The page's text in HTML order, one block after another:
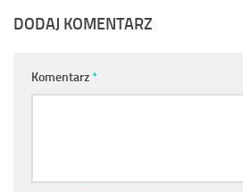
DODAJ KOMENTARZ
Komentarz*